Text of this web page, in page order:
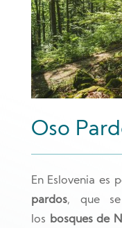
Oso
En Eslovenia es
pardos, que se
los bosques de